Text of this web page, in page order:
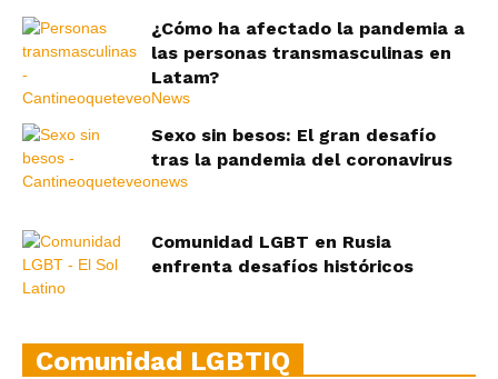
¿Cómo ha afectado la pandemia a
las personas transmasculinas en
Latam?
Sexo sin besos: El gran desafío
tras la pandemia del coronavirus
Comunidad LGBT en Rusia
enfrenta desafíos históricos
Comunidad LGBTIQ